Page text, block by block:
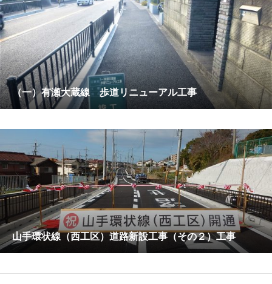
（一）有瀬大蔵線 歩道リニューアル工事
山手環状線（西工区）道路新設工事（その２）工事